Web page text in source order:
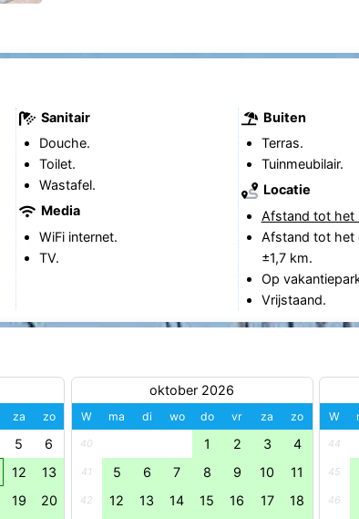
Sanitair
Douche.
Toilet.
Wastafel.
Media
WiFi internet.
TV.
Buiten
Terras.
Tuinmeubilair.
Locatie
Afstand tot het
Afstand tot het
±1,7 km.
Op
Vrijstaand.
za zo
5 6
12 13
19 20
oktober 2026
W ma di wo do vr za zo
40 1 2 3 4
41 5 6 7 8 9 10 11
42 12 13 14 15 16 17 18
W
44
45
46